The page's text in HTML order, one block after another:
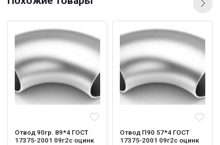
Отвод 90гр. 89*4 ГОСТ
17375-2001 09г2с оцинк
Отвод П90 57*4 ГОСТ
17375-2001 09г2с оцинк